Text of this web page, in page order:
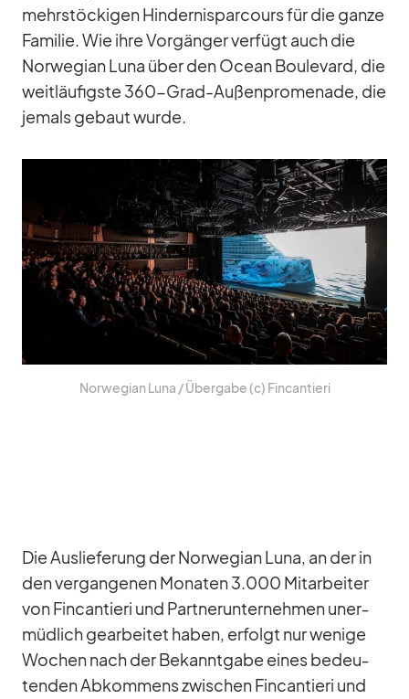
mehr­stö­cki­gen Hin­der­nis­par­cours für die ganze
Fa­mi­lie. Wie ihre Vor­gän­ger ver­fügt auch die
Nor­we­gian Luna über den Ocean Bou­le­vard, die
weit­läu­figste 360-Grad-Au­ßen­pro­me­nade, die
je­mals ge­baut wurde.
Nor­we­gian Luna /​ Über­gabe (c) Fin­can­tieri
Die Aus­lie­fe­rung der Nor­we­gian Luna, an der in
den ver­gan­ge­nen Mo­na­ten 3.000 Mit­ar­bei­ter
von Fin­can­tieri und Part­ner­un­ter­neh­men un­er­
müd­lich ge­ar­bei­tet ha­ben, er­folgt nur we­nige
Wo­chen nach der Be­kannt­gabe ei­nes be­deu­
ten­den Ab­kom­mens zwi­schen Fin­can­tieri und